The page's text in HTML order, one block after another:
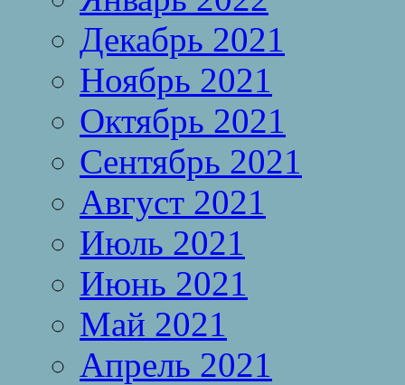
Декабрь 2021
Ноябрь 2021
Октябрь 2021
Сентябрь 2021
Август 2021
Июль 2021
Июнь 2021
Май 2021
Апрель 2021